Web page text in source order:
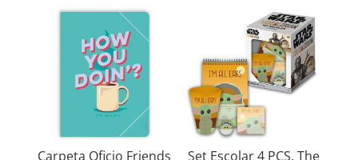
Carpeta Oficio Friends Set Escolar 4 PCS. The